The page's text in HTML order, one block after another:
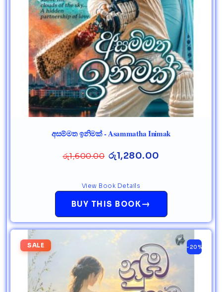
අසම්මත ඉනිමක් - Asammatha Inimak
රු1,600.00 රු1,280.00
BUY THIS BOOK→
View Book Details
SALE -20%